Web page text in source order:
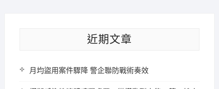
近期文章
月均盜用案件驟降 警企聯防戰術奏效